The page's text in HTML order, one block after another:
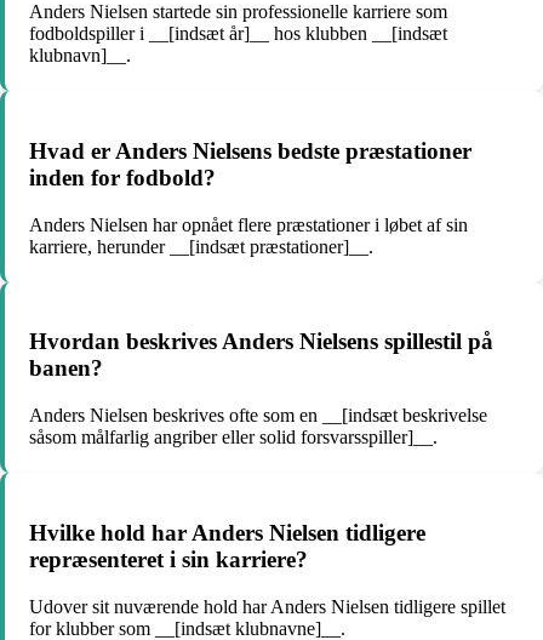
Anders Nielsen startede sin professionelle karriere som
fodboldspiller i __[indsæt år]__ hos klubben __[indsæt
klubnavn]__.
Hvad er Anders Nielsens bedste præstationer
inden for fodbold?
Anders Nielsen har opnået flere præstationer i løbet af sin
karriere, herunder __[indsæt præstationer]__.
Hvordan beskrives Anders Nielsens spillestil på
banen?
Anders Nielsen beskrives ofte som en __[indsæt beskrivelse
såsom målfarlig angriber eller solid forsvarsspiller]__.
Hvilke hold har Anders Nielsen tidligere
repræsenteret i sin karriere?
Udover sit nuværende hold har Anders Nielsen tidligere spillet
for klubber som __[indsæt klubnavne]__.